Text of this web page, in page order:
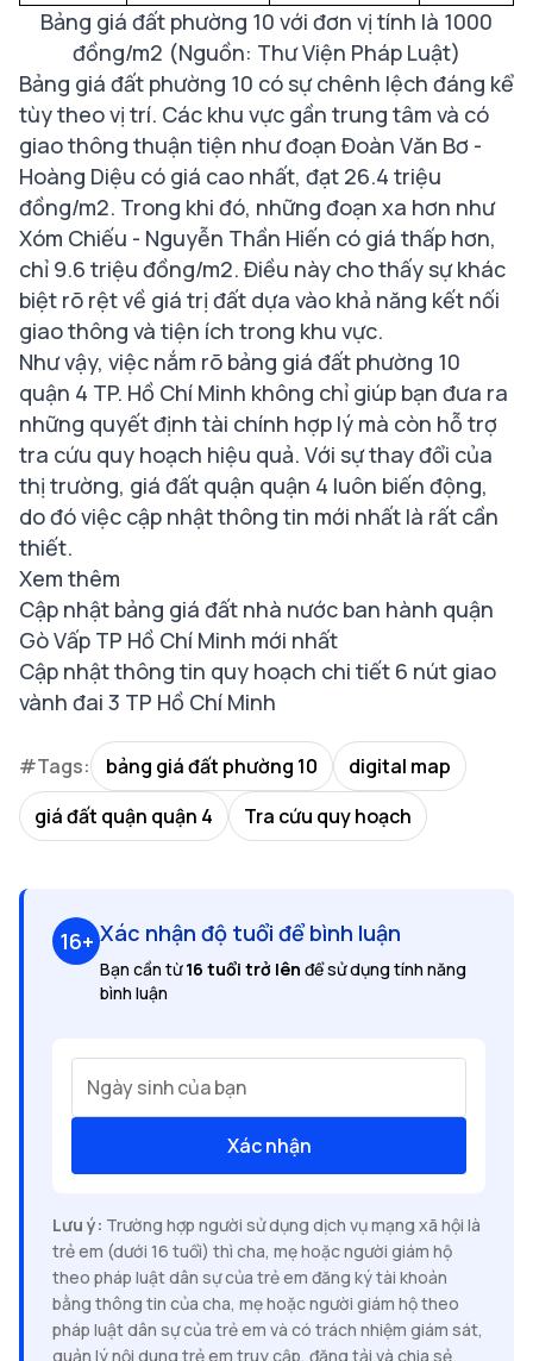
Bảng giá đất phường 10 với đơn vị tính là 1000
đồng/m2 (Nguồn: Thư Viện Pháp Luật)
Bảng giá đất phường 10 có sự chênh lệch đáng kể
tùy theo vị trí. Các khu vực gần trung tâm và có
giao thông thuận tiện như đoạn Đoàn Văn Bơ -
Hoàng Diệu có giá cao nhất, đạt 26.4 triệu
đồng/m2. Trong khi đó, những đoạn xa hơn như
Xóm Chiếu - Nguyễn Thần Hiến có giá thấp hơn,
chỉ 9.6 triệu đồng/m2. Điều này cho thấy sự khác
biệt rõ rệt về giá trị đất dựa vào khả năng kết nối
giao thông và tiện ích trong khu vực.
Như vậy, việc nắm rõ bảng giá đất phường 10
quận 4 TP. Hồ Chí Minh không chỉ giúp bạn đưa ra
những quyết định tài chính hợp lý mà còn hỗ trợ
tra cứu quy hoạch hiệu quả. Với sự thay đổi của
thị trường, giá đất quận quận 4 luôn biến động,
do đó việc cập nhật thông tin mới nhất là rất cần
thiết.
Xem thêm
Cập nhật bảng giá đất nhà nước ban hành quận
Gò Vấp TP Hồ Chí Minh mới nhất
Cập nhật thông tin quy hoạch chi tiết 6 nút giao
vành đai 3 TP Hồ Chí Minh
#Tags: bảng giá đất phường 10
digital map
giá đất quận quận 4
Tra cứu quy hoạch
16+ Xác nhận độ tuổi để bình luận
Bạn cần từ16 tuổi trở lên để sử dụng tính năng
bình luận
Ngày sinh của bạn
Xác nhận
Lưu ý: Trường hợp người sử dụng dịch vụ mạng xã hội là
trẻ em (dưới 16 tuổi) thì cha, mẹ hoặc người giám hộ
theo pháp luật dân sự của trẻ em đăng ký tài khoản
bằng thông tin của cha, mẹ hoặc người giám hộ theo
pháp luật dân sự của trẻ em và có trách nhiệm giám sát,
quản lý nội dung trẻ em truy cập, đăng tải và chia sẻ